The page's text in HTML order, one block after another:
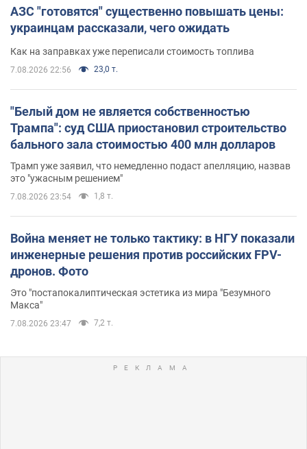
АЗС "готовятся" существенно повышать цены:
украинцам рассказали, чего ожидать
Как на заправках уже переписали стоимость топлива
7.08.2026 22:56 23,0 т.
"Белый дом не является собственностью
Трампа": суд США приостановил строительство
бального зала стоимостью 400 млн долларов
Трамп уже заявил, что немедленно подаст апелляцию, назвав
это "ужасным решением"
7.08.2026 23:54 1,8 т.
Война меняет не только тактику: в НГУ показали
инженерные решения против российских FPV-
дронов. Фото
Это "постапокалиптическая эстетика из мира "Безумного
Макса"
7.08.2026 23:47 7,2 т.